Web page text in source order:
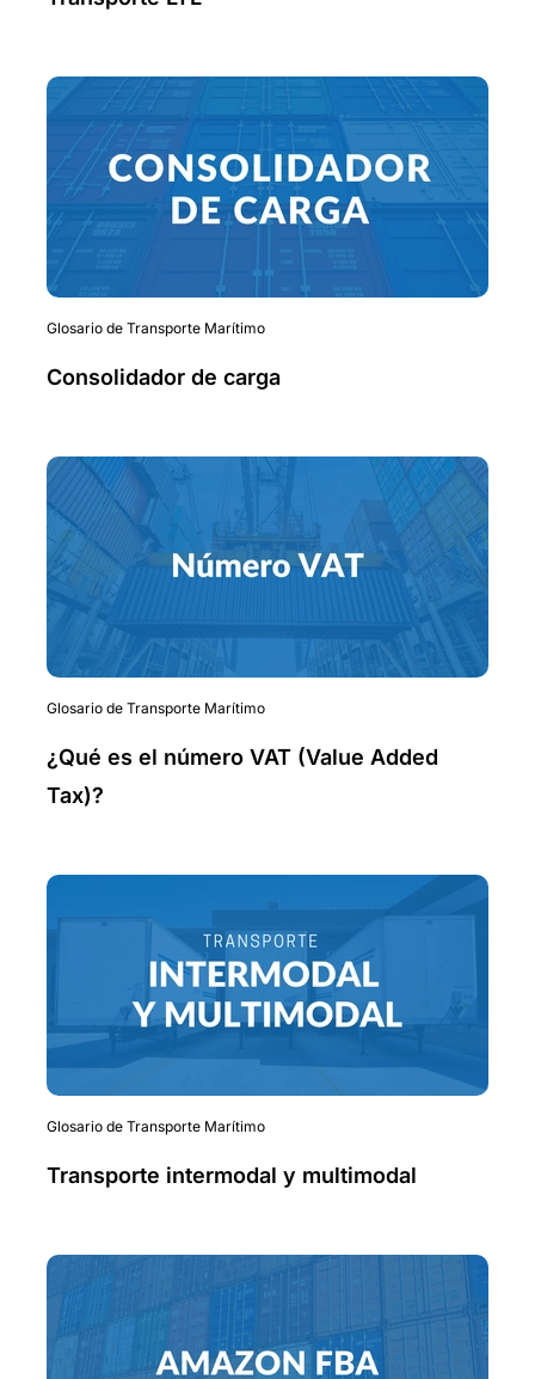
Glosario de Transporte Marítimo
Consolidador de carga
Glosario de Transporte Marítimo
¿Qué es el número VAT (Value Added
Tax)?
Glosario de Transporte Marítimo
Transporte intermodal y multimodal